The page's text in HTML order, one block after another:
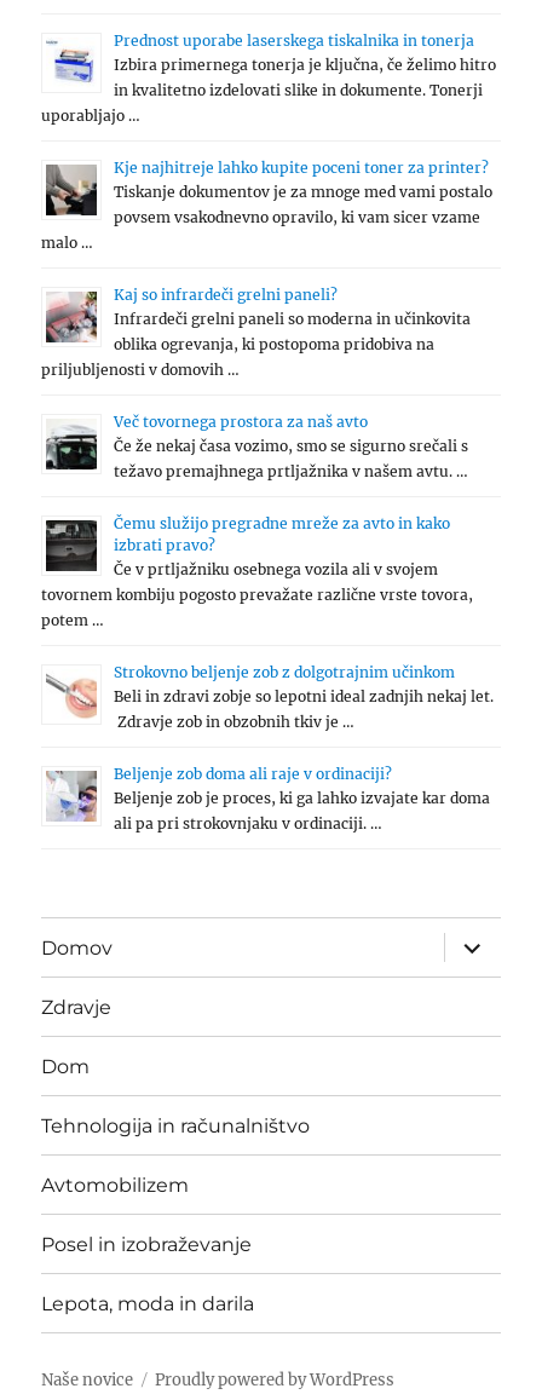
Prednost uporabe laserskega tiskalnika in tonerja
Izbira primernega tonerja je ključna, če želimo hitro
in kvalitetno izdelovati slike in dokumente. Tonerji
uporabljajo …
Kje najhitreje lahko kupite poceni toner za printer?
Tiskanje dokumentov je za mnoge med vami postalo
povsem vsakodnevno opravilo, ki vam sicer vzame
malo …
Kaj so infrardeči grelni paneli?
Infrardeči grelni paneli so moderna in učinkovita
oblika ogrevanja, ki postopoma pridobiva na
priljubljenosti v domovih …
Več tovornega prostora za naš avto
Če že nekaj časa vozimo, smo se sigurno srečali s
težavo premajhnega prtljažnika v našem avtu. …
Čemu služijo pregradne mreže za avto in kako
izbrati pravo?
Če v prtljažniku osebnega vozila ali v svojem
tovornem kombiju pogosto prevažate različne vrste tovora,
potem …
Strokovno beljenje zob z dolgotrajnim učinkom
Beli in zdravi zobje so lepotni ideal zadnjih nekaj let.
Zdravje zob in obzobnih tkiv je …
Beljenje zob doma ali raje v ordinaciji?
Beljenje zob je proces, ki ga lahko izvajate kar doma
ali pa pri strokovnjaku v ordinaciji. …
Domov
expand
child
menu
Zdravje
Dom
Tehnologija in računalništvo
Avtomobilizem
Posel in izobraževanje
Lepota, moda in darila
Naše novice Proudly powered by WordPress